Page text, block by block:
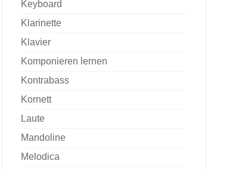
Keyboard
Klarinette
Klavier
Komponieren lernen
Kontrabass
Kornett
Laute
Mandoline
Melodica